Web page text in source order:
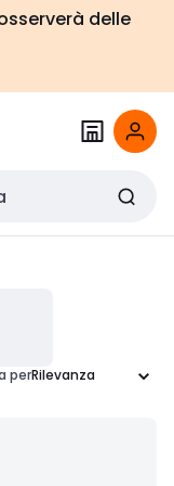
delle
per